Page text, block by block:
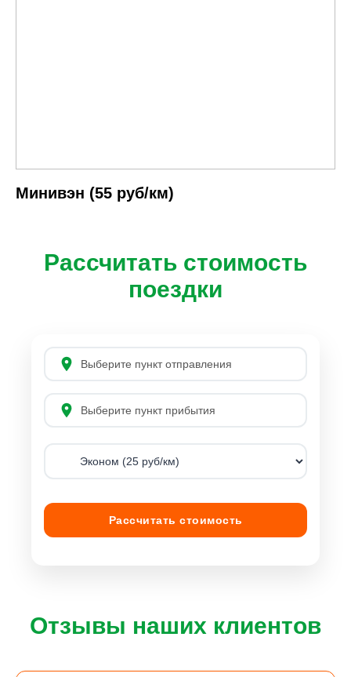
Минивэн (55 руб/км)
Рассчитать стоимость
поездки
Рассчитать стоимость
Отзывы наших клиентов